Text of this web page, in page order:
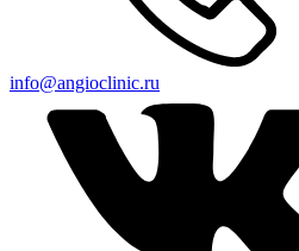
info@angioclinic.ru